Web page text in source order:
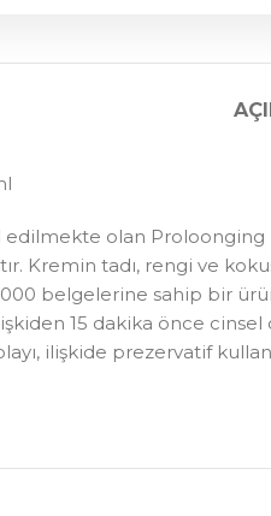
olan Proloonging
Kremin tadı, rengi ve
belgelerine sahip bir
15 dakika önce
ilişkide prezervatif